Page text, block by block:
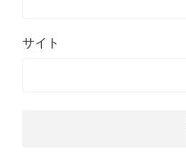
サイト